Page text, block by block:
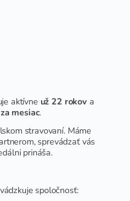
aktívne už 22 rokova
mesiac.
stravovaní. Máme
sprevádzať vás
prináša.
spoločnosť: